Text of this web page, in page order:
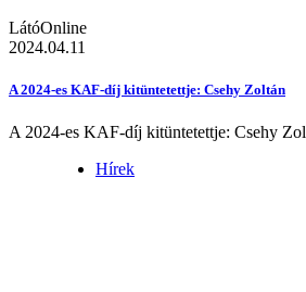
LátóOnline
2024.04.11
A 2024-es KAF-díj kitüntetettje: Csehy Zoltán
A 2024-es KAF-díj kitüntetettje: Csehy
Hírek